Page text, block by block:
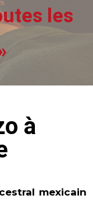
les
à
mexicain